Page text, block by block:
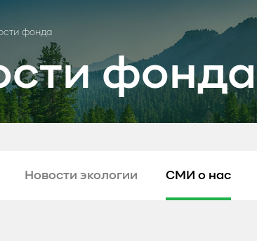
фонда
фонда
Новости экологии СМИ о нас